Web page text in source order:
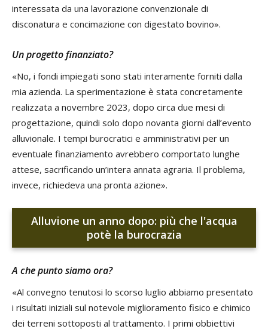
interessata da una lavorazione convenzionale di
disconatura e concimazione con digestato bovino».
Un progetto finanziato?
«No, i fondi impiegati sono stati interamente forniti dalla
mia azienda. La sperimentazione è stata concretamente
realizzata a novembre 2023, dopo circa due mesi di
progettazione, quindi solo dopo novanta giorni dall’evento
alluvionale. I tempi burocratici e amministrativi per un
eventuale finanziamento avrebbero comportato lunghe
attese, sacrificando un’intera annata agraria. Il problema,
invece, richiedeva una pronta azione».
Alluvione un anno dopo: più che l'acqua
potè la burocrazia
A che punto siamo ora?
«Al convegno tenutosi lo scorso luglio abbiamo presentato
i risultati iniziali sul notevole miglioramento fisico e chimico
dei terreni sottoposti al trattamento. I primi obbiettivi